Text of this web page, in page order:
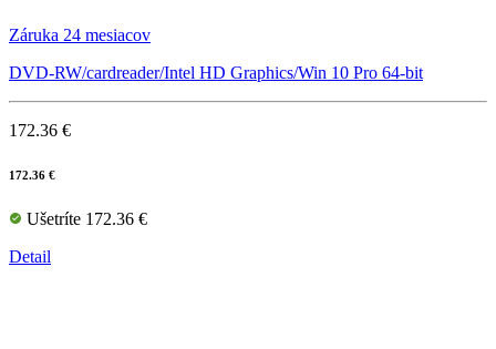
Záruka 24 mesiacov
DVD-RW/cardreader/Intel HD Graphics/Win 10 Pro 64-bit
172.36 €
172.36 €
Ušetríte 172.36 €
Detail